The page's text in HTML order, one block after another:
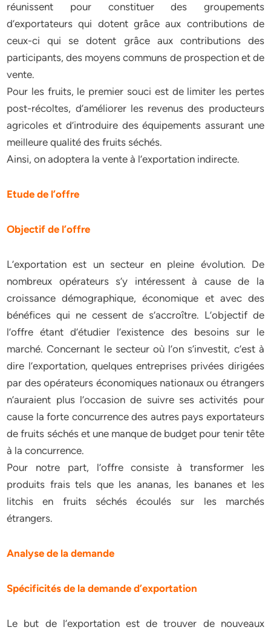
réunissent pour constituer des groupements
d’exportateurs qui dotent grâce aux contributions de
ceux-ci qui se dotent grâce aux contributions des
participants, des moyens communs de prospection et de
vente.
Pour les fruits, le premier souci est de limiter les pertes
post-récoltes, d’améliorer les revenus des producteurs
agricoles et d’introduire des équipements assurant une
meilleure qualité des fruits séchés.
Ainsi, on adoptera la vente à l’exportation indirecte.
Etude de l’offre
Objectif de l’offre
L’exportation est un secteur en pleine évolution. De
nombreux opérateurs s’y intéressent à cause de la
croissance démographique, économique et avec des
bénéfices qui ne cessent de s’accroître. L’objectif de
l’offre étant d’étudier l’existence des besoins sur le
marché. Concernant le secteur où l’on s’investit, c’est à
dire l’exportation, quelques entreprises privées dirigées
par des opérateurs économiques nationaux ou étrangers
n’auraient plus l’occasion de suivre ses activités pour
cause la forte concurrence des autres pays exportateurs
de fruits séchés et une manque de budget pour tenir tête
à la concurrence.
Pour notre part, l’offre consiste à transformer les
produits frais tels que les ananas, les bananes et les
litchis en fruits séchés écoulés sur les marchés
étrangers.
Analyse de la demande
Spécificités de la demande d’exportation
Le but de l’exportation est de trouver de nouveaux